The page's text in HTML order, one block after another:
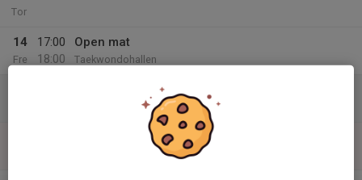
Tor
14
Fre
17:00
18:00
Open mat
Taekwondohallen